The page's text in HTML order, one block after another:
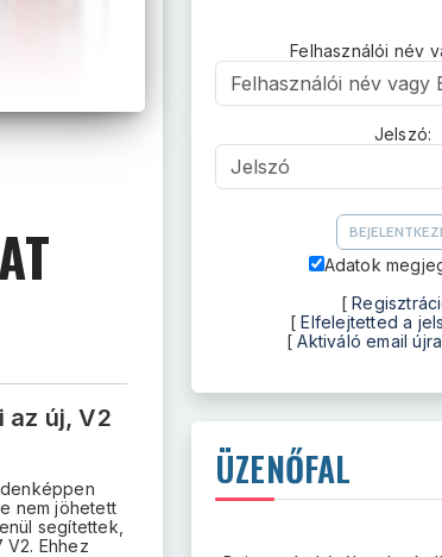
az új, V2
nem jöhetett
segítettek,
Ehhez
Felhasználói név
Jelszó:
Adatok
[
[Elfelejtetted a
[Aktiváló email
ÜZENŐFAL